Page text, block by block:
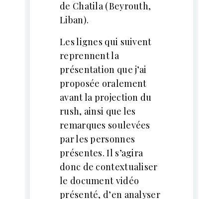
de Chatila (Beyrouth,
Liban).
Les lignes qui suivent
reprennent la
présentation que j’ai
proposée oralement
avant la projection du
rush, ainsi que les
remarques soulevées
par les personnes
présentes. Il s’agira
donc de contextualiser
le document vidéo
présenté, d’en analyser